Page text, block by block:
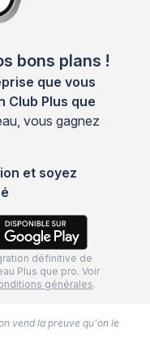
bons plans !
que vous
Club Plus que
vous gagnez
et soyez
définitive de
Plus que pro. Voir
générales.
vend la preuve qu'on le